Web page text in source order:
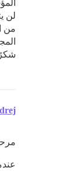
لن